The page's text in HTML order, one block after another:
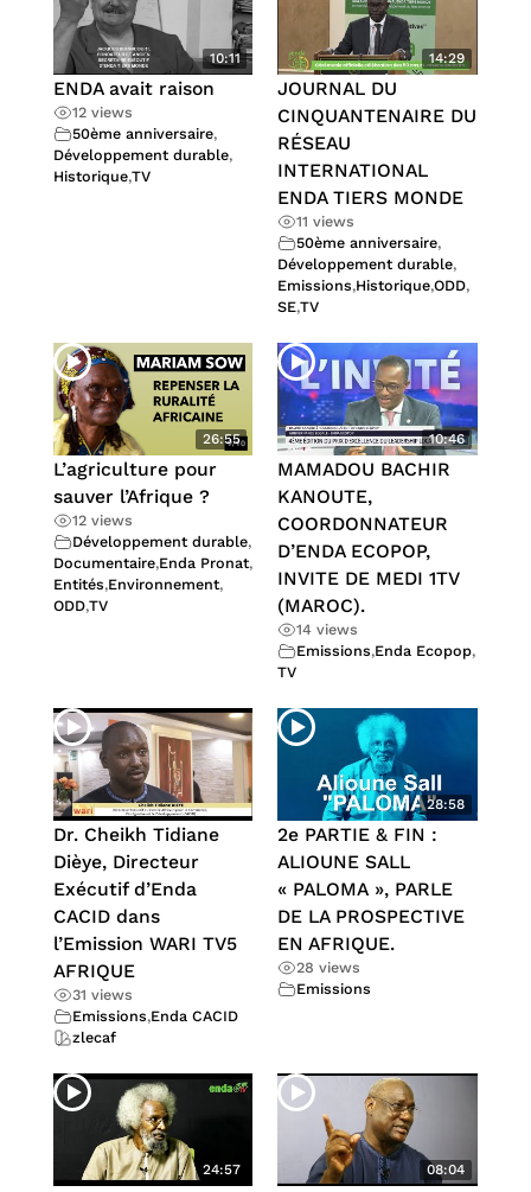
10:11
ENDA avait raison
12 views
50ème anniversaire,
Développement durable,
Historique,TV
14:29
JOURNAL DU
CINQUANTENAIRE DU
RÉSEAU
INTERNATIONAL
ENDA TIERS MONDE
11 views
50ème anniversaire,
Développement durable,
Emissions,Historique,ODD,
SE,TV
26:55
L’agriculture pour
sauver l’Afrique ?
12 views
Développement durable,
Documentaire,Enda Pronat,
Entités,Environnement,
ODD,TV
10:46
MAMADOU BACHIR
KANOUTE,
COORDONNATEUR
D’ENDA ECOPOP,
INVITE DE MEDI 1TV
(MAROC).
14 views
Emissions,Enda Ecopop,
TV
Dr. Cheikh Tidiane
Dièye, Directeur
Exécutif d’Enda
CACID dans
l’Emission WARI TV5
AFRIQUE
31 views
Emissions,Enda CACID
zlecaf
28:58
2e PARTIE & FIN :
ALIOUNE SALL
« PALOMA », PARLE
DE LA PROSPECTIVE
EN AFRIQUE.
28 views
Emissions
24:57 08:04